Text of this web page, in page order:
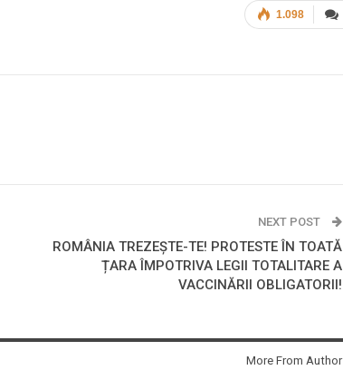
1.098
NEXT POST
ROMÂNIA TREZEȘTE-TE! PROTESTE ÎN TOATĂ
ȚARA ÎMPOTRIVA LEGII TOTALITARE A
VACCINĂRII OBLIGATORII!
More From Author